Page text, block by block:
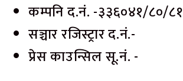
कम्पनि द.नं. -३३६०४१/८०/८१
सञ्चार रजिस्ट्रार द.नं.-
प्रेस काउन्सिल सू.नं. -